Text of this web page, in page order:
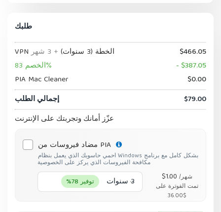
طلبك
VPN الخطة (3 سنوات)
+ 3 شهر
$466.05
الخصم 83%
- $387.05
PIA Mac Cleaner
$0.00
إجمالي الطلب
$79.00
عزّز أمانك وتجربتك على الإنترنت
مضاد فيروسات من PIA
احمي حاسوبك الذي يعمل بنظام Windows بشكل كامل مع برنامج
مكافحة الفيروسات الذي يركز على الخصوصية
3 سنوات توفير 78% $1.00 /شهر
تمت الفوترة على
$36.00